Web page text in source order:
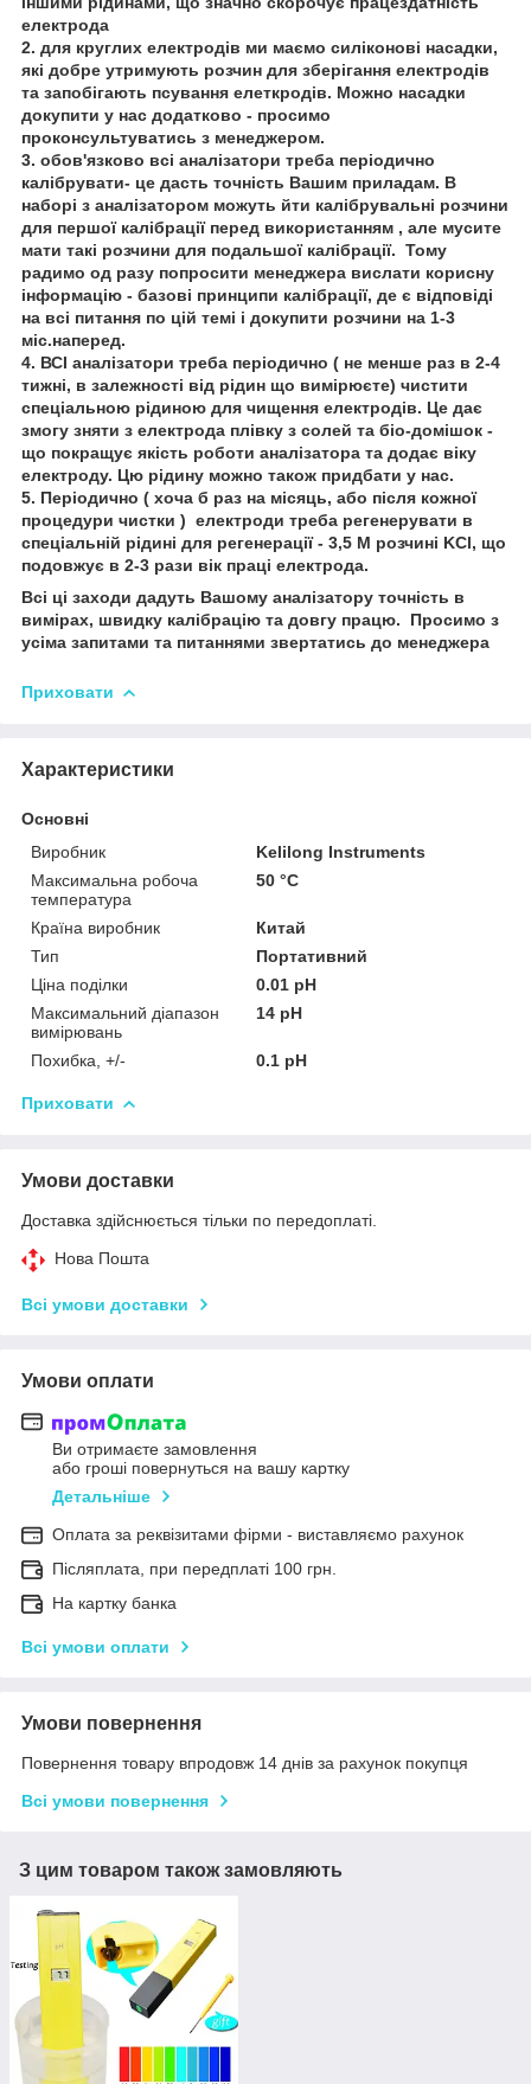
електрода
2. для круглих електродів ми маємо силіконові насадки,
які добре утримують розчин для зберігання електродів
та запобігають псування елеткродів. Можно насадки
докупити у нас додатково - просимо
проконсультуватись з менеджером.
3. обов'язково всі аналізатори треба періодично
калібрувати- це дасть точність Вашим приладам. В
наборі з аналізатором можуть йти калібрувальні розчини
для першої калібрації перед використанням , але мусите
мати такі розчини для подальшої калібрації. Тому
радимо од разу попросити менеджера вислати корисну
інформацію - базові принципи калібрації, де є відповіді
на всі питання по цій темі і докупити розчини на 1-3
міс.наперед.
4. ВСІ аналізатори треба періодично ( не менше раз в 2-4
тижні, в залежності від рідин що вимірюєте) чистити
спеціальною рідиною для чищення електродів. Це дає
змогу зняти з електрода плівку з солей та біо-домішок -
що покращує якість роботи аналізатора та додає віку
електроду. Цю рідину можно також придбати у нас.
5. Періодично ( хоча б раз на місяць, або після кожної
процедури чистки ) електроди треба регенерувати в
спеціальній рідині для регенерації - 3,5 М розчині KCl, що
подовжує в 2-3 рази вік праці електрода.
Всі ці заходи дадуть Вашому аналізатору точність в
вимірах, швидку калібрацію та довгу працю. Просимо з
усіма запитами та питаннями звертатись до менеджера
Приховати
Характеристики
Основні
Виробник
Kelilong Instruments
Максимальна робоча
температура
50 °С
Країна виробник
Китай
Тип
Портативний
Ціна поділки
0.01 pH
Максимальний діапазон
вимірювань
14 pH
Похибка, +/- 0.1 pH
Приховати
Умови доставки
Доставка здійснюється тільки по передоплаті.
Нова Пошта
Всі умови доставки
Умови оплати
Ви отримаєте замовлення
або гроші повернуться на вашу картку
Детальніше
Оплата за реквізитами фірми - виставляємо рахунок
Післяплата, при передплаті 100 грн.
На картку банка
Всі умови оплати
Умови повернення
Повернення товару впродовж 14 днів за рахунок покупця
Всі умови повернення
З цим товаром також замовляють